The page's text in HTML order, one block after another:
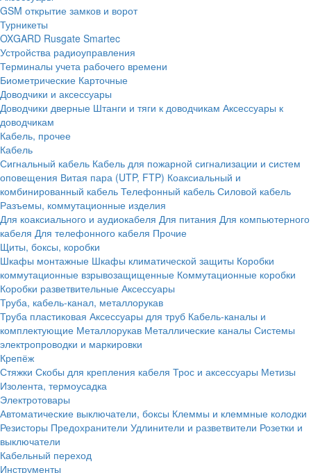
GSM открытие замков и ворот
Турникеты
OXGARD Rusgate Smartec
Устройства радиоуправления
Терминалы учета рабочего времени
Биометрические Карточные
Доводчики и аксессуары
Доводчики дверные Штанги и тяги к доводчикам Аксессуары к
доводчикам
Кабель, прочее
Кабель
Сигнальный кабель Кабель для пожарной сигнализации и систем
оповещения Витая пара (UTP, FTP) Коаксиальный и
комбинированный кабель Телефонный кабель Силовой кабель
Разъемы, коммутационные изделия
Для коаксиального и аудиокабеля Для питания Для компьютерного
кабеля Для телефонного кабеля Прочие
Щиты, боксы, коробки
Шкафы монтажные Шкафы климатической защиты Коробки
коммутационные взрывозащищенные Коммутационные коробки
Коробки разветвительные Аксессуары
Труба, кабель-канал, металлорукав
Труба пластиковая Аксессуары для труб Кабель-каналы и
комплектующие Металлорукав Металлические каналы Системы
электропроводки и маркировки
Крепёж
Стяжки Скобы для крепления кабеля Трос и аксессуары Метизы
Изолента, термоусадка
Электротовары
Автоматические выключатели, боксы Клеммы и клеммные колодки
Резисторы Предохранители Удлинители и разветвители Розетки и
выключатели
Кабельный переход
Инструменты